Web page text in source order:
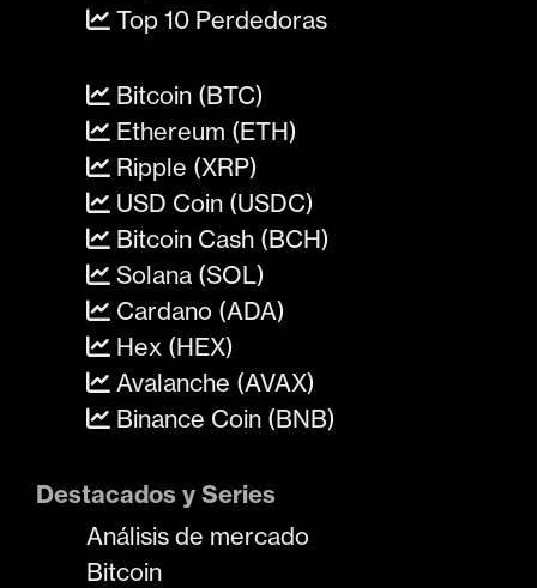
Top 10 Perdedoras
Bitcoin (BTC)
Ethereum (ETH)
Ripple (XRP)
USD Coin (USDC)
Bitcoin Cash (BCH)
Solana (SOL)
Cardano (ADA)
Hex (HEX)
Avalanche (AVAX)
Binance Coin (BNB)
Destacados y Series
Análisis de mercado
Bitcoin